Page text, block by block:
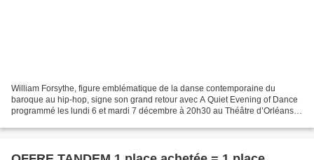
William Forsythe, figure emblématique de la danse contemporaine du
baroque au hip-hop, signe son grand retour avec A Quiet Evening of Dance
programmé les lundi 6 et mardi 7 décembre à 20h30 au Théâtre d’Orléans.